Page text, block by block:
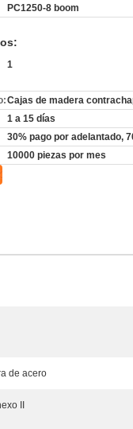
PC1250-8 boom
1
Cajas de madera
1 a 15 días
30% pago por adelantado,
10000 piezas por mes
de acero
II